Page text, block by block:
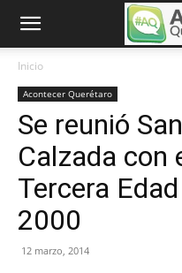
Inicio
Acontecer Querétaro
Se reunió
Calzada con
Tercera
2000
12 marzo, 2014